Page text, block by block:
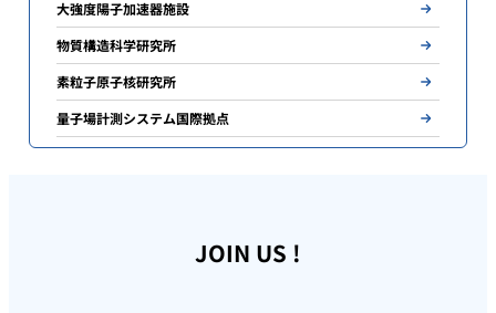
大強度陽子加速器施設
物質構造科学研究所
素粒子原子核研究所
量子場計測システム国際拠点
JOIN US !